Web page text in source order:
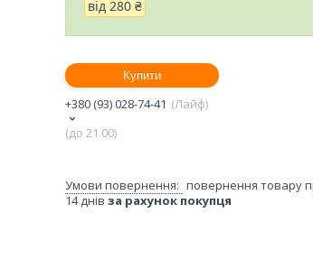
від 280 ₴
Купити
+380 (93) 028-74-41
Лайф
(до 21.00)
повернення товару
14 днів за рахунок покупця